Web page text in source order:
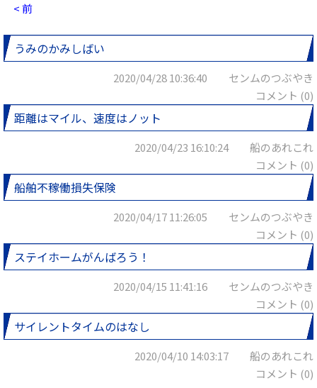
< 前
うみのかみしばい
2020/04/28 10:36:40 センムのつぶやき
コメント (0)
距離はマイル、速度はノット
2020/04/23 16:10:24 船のあれこれ
コメント (0)
船舶不稼働損失保険
2020/04/17 11:26:05 センムのつぶやき
コメント (0)
ステイホームがんばろう！
2020/04/15 11:41:16 センムのつぶやき
コメント (0)
サイレントタイムのはなし
2020/04/10 14:03:17 船のあれこれ
コメント (0)